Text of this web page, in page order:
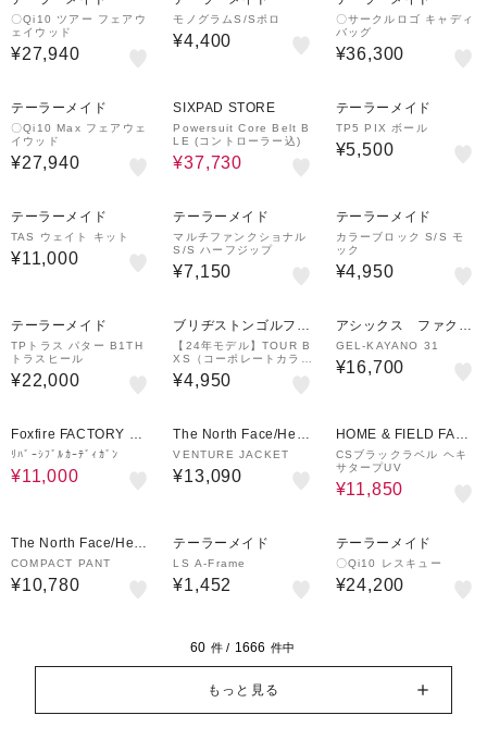
〇Qi10 ツアー フェアウ
ェイウッド
¥27,940
モノグラムS/Sポロ
¥4,400
〇サークルロゴ キャディ
バッグ
¥36,300
テーラーメイド
〇Qi10 Max フェアウェ
イウッド
¥27,940
SIXPAD STORE
Powersuit Core Belt B
LE (コントローラー込)
¥37,730
テーラーメイド
TP5 PIX ボール
¥5,500
テーラーメイド
TAS ウェイト キット
¥11,000
テーラーメイド
マルチファンクショナル
S/S ハーフジップ
¥7,150
テーラーメイド
カラーブロック S/S モ
ック
¥4,950
テーラーメイド
TPトラス パター B1TH
トラスヒール
¥22,000
ブリヂストンゴルフプ
ラザ
【24年モデル】TOUR B
XS（コーポレートカラ
ー） [1ダース：12個]
¥4,950
アシックス ファクト
リーアウトレット
GEL-KAYANO 31
¥16,700
Foxfire FACTORY OU
TLET
ﾘﾊﾞｰｼﾌﾞﾙｶｰﾃﾞｨｶﾞﾝ
¥11,000
The North Face/Helly
Hansen
VENTURE JACKET
¥13,090
HOME & FIELD FACT
ORY STORE
CSブラックラベル ヘキ
サタープUV
¥11,850
The North Face/Helly
Hansen
COMPACT PANT
¥10,780
テーラーメイド
LS A-Frame
¥1,452
テーラーメイド
〇Qi10 レスキュー
¥24,200
60 件 / 1666 件中
もっと見る